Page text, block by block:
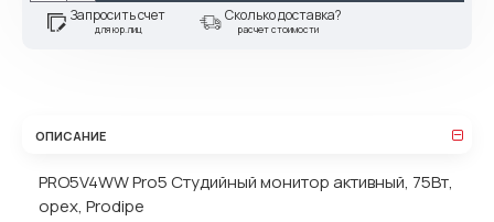
Запросить счет
для юр.лиц
Сколько доставка?
расчет стоимости
ОПИСАНИЕ
PRO5V4WW Pro5 Студийный монитор активный, 75Вт,
орех, Prodipe